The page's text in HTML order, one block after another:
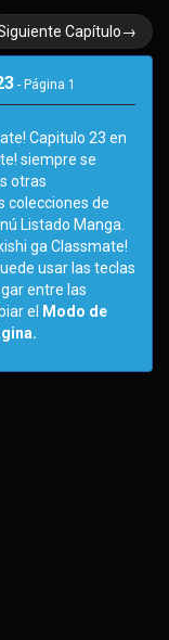
Capítulo→
- Página 1
Capitulo 23 en
siempre se
otras
colecciones de
Listado Manga.
ga Classmate!
usar las teclas
entre las
el
Modo de